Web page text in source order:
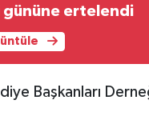
gününe ertelendi
Başkanları